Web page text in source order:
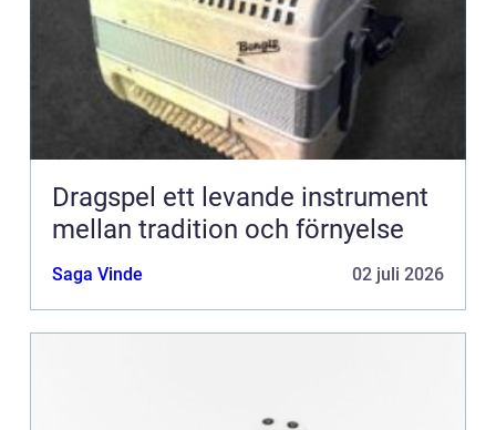
Dragspel ett levande instrument
mellan tradition och förnyelse
Saga Vinde 02 juli 2026